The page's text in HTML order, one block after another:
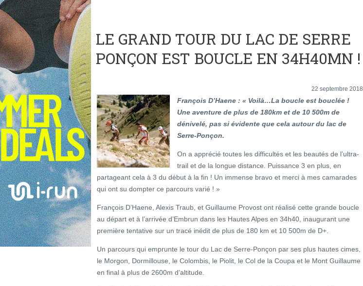
LE GRAND TOUR DU LAC DE SERRE
PONÇON EST BOUCLE EN 34H40MN !
22 septembre 2018
François D’Haene : « Voilà…La boucle est bouclée !
Une aventure de plus de 180km et de 10 500m de
dénivelé, pas si évidente que cela autour du lac de
Serre-Ponçon.
On a apprécié toutes les difficultés et les beautés de l’ultra-
trail et de la longue distance. Puissance 3 en plus, en
partageant cela à 3 du début à la fin ! Un immense bravo et merci à mes camarades
qui ont su dompter ce parcours varié ! »
François D’Haene, Alexis Traub, et Guillaume Provost ont réalisé cette grande boucle
au départ et à l’arrivée d’Embrun dans les Hautes Alpes en 34h40, inaugurant une
première tentative sur un tracé inédit de plus de 180 km et 10 500m de D+.
Un parcours qui emprunte le tour du Lac de Serre-Ponçon par ses plus hautes cimes,
le Morgon, Dormillouse, le Colombis, le Piolit, le Col de la Coupa et le Mont Guillaume
en final à plus de 2600m d’altitude.